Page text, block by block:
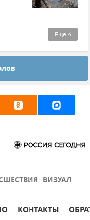
Еще 4
ВИЗУАЛ
КОНТАКТЫ